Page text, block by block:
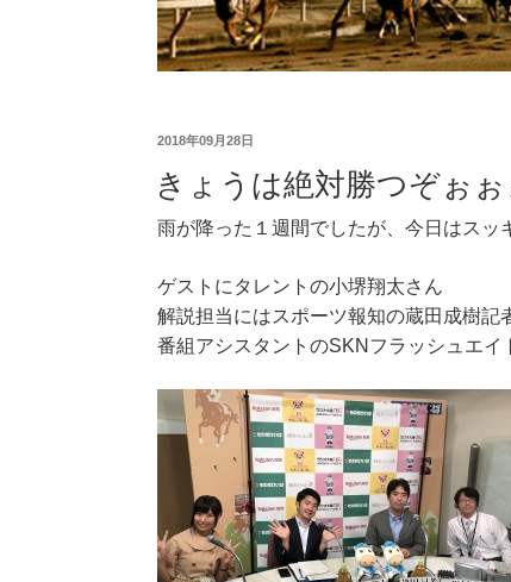
2018年09月28日
きょうは絶対勝つぞぉぉ
雨が降った１週間でしたが、今日はス
ゲストにタレントの小堺翔太さん
解説担当にはスポーツ報知の蔵田成樹記
番組アシスタントのSKNフラッシュエ